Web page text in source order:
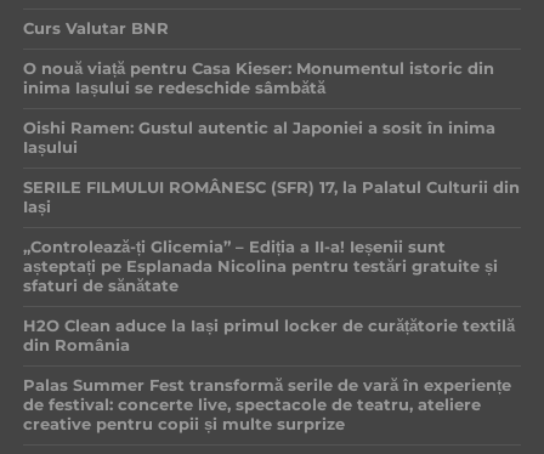
Curs Valutar BNR
O nouă viață pentru Casa Kieser: Monumentul istoric din
inima Iașului se redeschide sâmbătă
Oishi Ramen: Gustul autentic al Japoniei a sosit în inima
Iașului
SERILE FILMULUI ROMÂNESC (SFR) 17, la Palatul Culturii din
Iași
„Controlează-ți Glicemia” – Ediția a II-a! Ieșenii sunt
așteptați pe Esplanada Nicolina pentru testări gratuite și
sfaturi de sănătate
H2O Clean aduce la Iași primul locker de curățătorie textilă
din România
Palas Summer Fest transformă serile de vară în experiențe
de festival: concerte live, spectacole de teatru, ateliere
creative pentru copii și multe surprize